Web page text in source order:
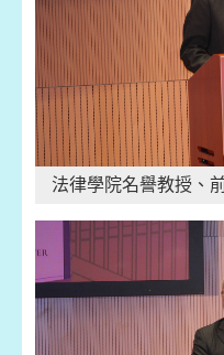
法律學院名譽教授、